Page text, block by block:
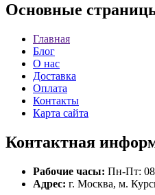
Основные
Главная
Блог
О нас
Доставка
Оплата
Контакты
Карта сайта
Контактная
Рабочие часы: Пн-Пт:
Адрес: г. Москва, м.